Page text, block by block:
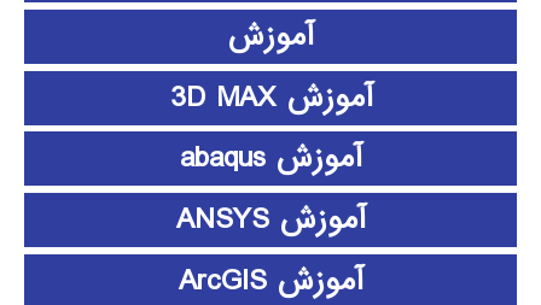
آموزش
آموزش 3D MAX
آموزش abaqus
آموزش ANSYS
آموزش ArcGIS